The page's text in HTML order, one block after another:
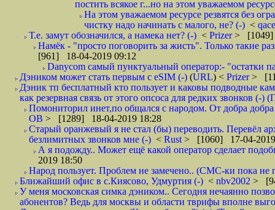
постить всякое г...но на этом уважаемом
На этом уважаемом ресурсе резвятся без
чистку надо начинать с малого, не? (-) <
Т.е. замут обозначился, а намека нет? (-) < Prizer> [1049]
Намёк - "просто поговорить за жисть". Только такие
[961] 18-04-2019 09:12
Danycom самый пунктуальный оператор:- "остатки
Дэником может стать первым с еSIM (-) (URL) < Prizer>
Дэник тп бесплатный кто пользует и каковы подводные
как резервная связь от этого опсоса для редких звонков (-)
Помониторил инет,по общался с народом. От добра
ОВ > [1289] 18-04-2019 18:28
Старый оранжевый я не стал (бы) переводить. Перевёл
безлимитных звонков мне (-) < Rust > [1060] 17-04-
А я подожду.. Может ещё какой оператор сделает
2019 18:50
Народ пользует. Проблем не замечено.. (СМС-ки пока
Ближайший офис в с.Киясово, Удмуртия (-) < nbv2002 >
У меня московская симка дэником.. Сегодня нечаянно
абонентов? Ведь для москвы и области тврифы вполне